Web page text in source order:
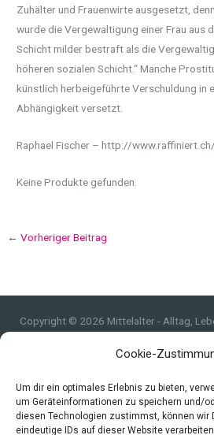
Cookie-
Um dir ein optimales Erlebnis zu bieten,
um Geräteinformationen zu speichern und/
diesen Technologien zustimmst, können wir
eindeutige IDs auf dieser Website
Zuhälter und Frauenwirte ausgesetzt,
wurde die Vergewaltigung einer Frau aus
Schicht milder bestraft als die
höheren sozialen Schicht.“ Manche
künstlich herbeigeführte Verschuldung in
Abhängigkeit versetzt.
Raphael Fischer – http://
Keine Produkte gefunden.
← Vorheriger Beitrag
Copyright © 2026 Mittelalter - Alltag,
Impressum
Quellen
Index